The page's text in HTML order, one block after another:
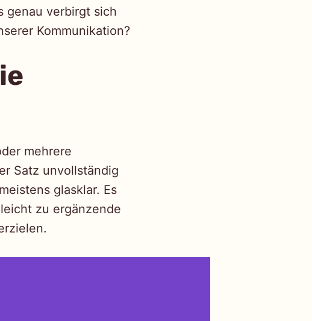
genau verbirgt sich
Kommunikation?
mehrere
Satz unvollständig
glasklar. Es
zu ergänzende